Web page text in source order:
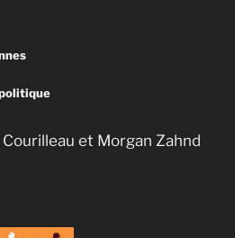
Courilleau et Morgan Zahnd